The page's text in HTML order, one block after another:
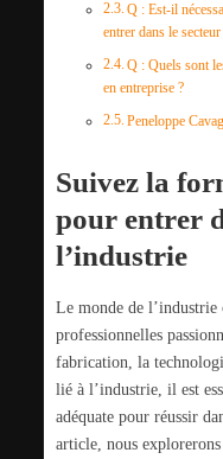
Q : Est-il
entrer dans le
Q : Quels sont
en entreprise ?
Peneloppe
Suivez la
pour entrer
l’industrie
Le monde de
professionnelles
fabrication, la
lié à l’industrie, il est
adéquate pour réussir
article, nous